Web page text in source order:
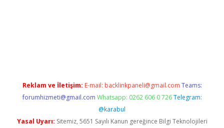
Reklam ve İletişim: E-mail: backlinkpaneli@gmail.com Teams:
forumhizmeti@gmail.com Whatsapp: 0262 606 0 726 Telegram:
@karabul
Yasal Uyarı: Sitemiz, 5651 Sayılı Kanun gereğince Bilgi Teknolojileri